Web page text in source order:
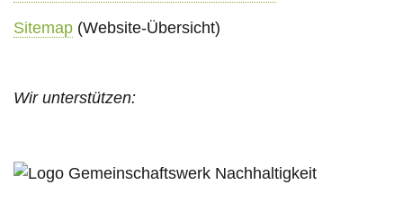
Sitemap (Website-Übersicht)
Wir unterstützen: